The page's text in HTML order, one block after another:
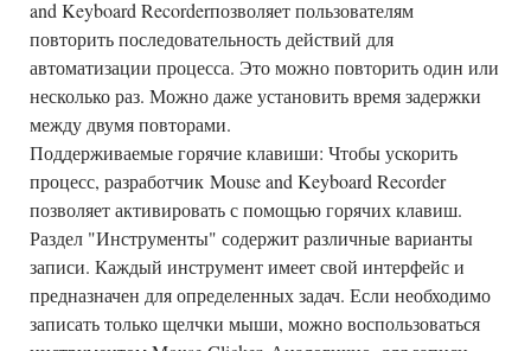
and Keyboard Recorderпозволяет пользователям
повторить последовательность действий для
автоматизации процесса. Это можно повторить один или
несколько раз. Можно даже установить время задержки
между двумя повторами.
Поддерживаемые горячие клавиши: Чтобы ускорить
процесс, разработчик Mouse and Keyboard Recorder
позволяет активировать с помощью горячих клавиш.
Раздел "Инструменты" содержит различные варианты
записи. Каждый инструмент имеет свой интерфейс и
предназначен для определенных задач. Если необходимо
записать только щелчки мыши, можно воспользоваться